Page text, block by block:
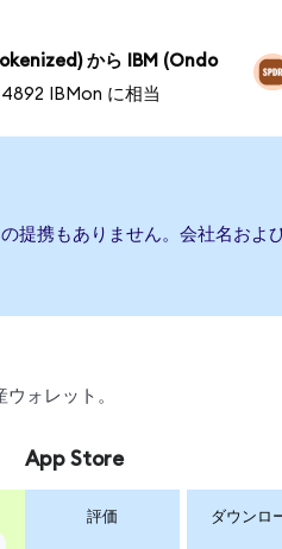
から IBM (Ondo
IBMon に相当
提携もありません。会社名およ
ォレット。
App Store
評価 ダウンロ